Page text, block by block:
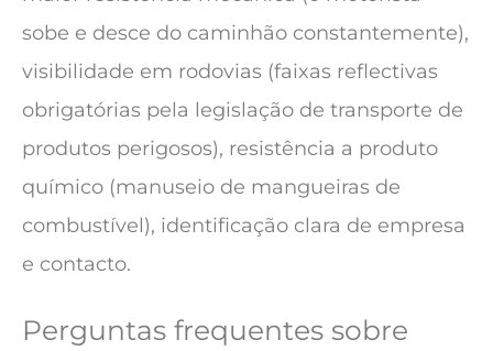
sobe e desce do caminhão constantemente),
visibilidade em rodovias (faixas reflectivas
obrigatórias pela legislação de transporte de
produtos perigosos), resistência a produto
químico (manuseio de mangueiras de
combustível), identificação clara de empresa
e contacto.
Perguntas frequentes sobre